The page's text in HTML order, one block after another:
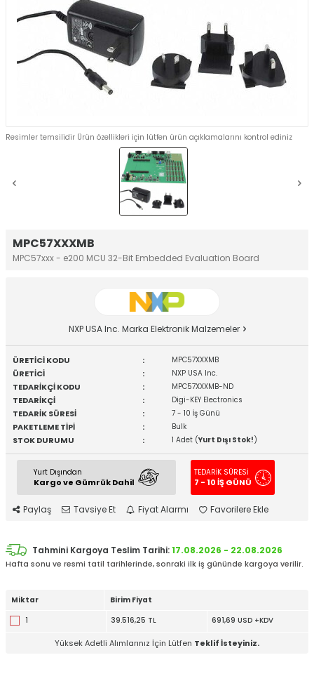
MPC57XXXMB
MPC57xxx - e200 MCU 32-Bit Embedded Evaluation Board
Resimler temsilidir Ürün özellikleri için lütfen ürün açıklamalarını kontrol ediniz
NXP USA Inc. Marka Elektronik Malzemeler
ÜRETİCİ KODU : MPC57XXXMB
ÜRETİCİ : NXP USA Inc.
TEDARİKÇİ KODU : MPC57XXXMB-ND
TEDARİKÇİ : Digi-KEY Electronics
TEDARİK SÜRESİ : 7 - 10 İş Günü
PAKETLEME TİPİ : Bulk
STOK DURUMU : 1 Adet (Yurt Dışı Stok!)
Yurt Dışından
Kargo ve Gümrük Dahil
TEDARİK SÜRESİ
7 - 10 İŞ GÜNÜ
Paylaş Tavsiye Et Fiyat Alarmı Favorilere Ekle
Tahmini Kargoya Teslim Tarihi:17.08.2026 - 22.08.2026
Hafta sonu ve resmi tatil tarihlerinde, sonraki ilk iş gününde kargoya verilir.
Miktar
Birim Fiyat
1
39.516,25 TL 691,69 USD +KDV
Yüksek Adetli Alımlarınız İçin Lütfen Teklif İsteyiniz.